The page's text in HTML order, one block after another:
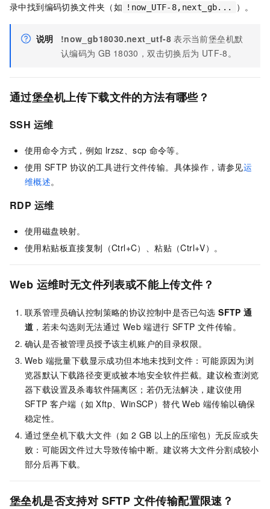
录中找到编码切换文件夹（如
!now_UTF-8,next_gb... ）。
说明 !now_gb18030.next_utf-8 表示当前堡垒机默
认编码为 GB 18030，双击切换后为 UTF-8。
通过堡垒机上传下载文件的方法有哪些？
SSH 运维
使用命令方式，例如 lrzsz、scp 命令等。
使用 SFTP 协议的工具进行文件传输。具体操作，请参见运
维概述。
RDP 运维
使用磁盘映射。
使用粘贴板直接复制（Ctrl+C）、粘贴（Ctrl+V）。
Web 运维时无文件列表或不能上传文件？
联系管理员确认控制策略的协议控制中是否已勾选SFTP 通
道 ，若未勾选则无法通过 Web 端进行 SFTP 文件传输。
确认是否被管理员授予该主机账户的目录权限。
Web 端批量下载显示成功但本地未找到文件：可能原因为浏
览器默认下载路径变更或被本地安全软件拦截。建议检查浏览
器下载设置及杀毒软件隔离区；若仍无法解决，建议使用
SFTP 客户端（如 Xftp、WinSCP）替代 Web 端传输以确保
稳定性。
通过堡垒机下载大文件（如 2 GB 以上的压缩包）无反应或失
败：可能因文件过大导致传输中断。建议将大文件分割成较小
部分后再下载。
堡垒机是否支持对 SFTP 文件传输配置限速？